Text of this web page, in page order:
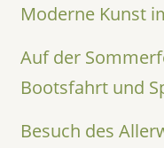
Moderne Kunst
Auf der
Bootsfahrt und
Besuch des